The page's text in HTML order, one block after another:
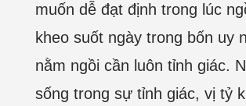
muốn dễ đạt định trong lúc
kheo suốt ngày trong bốn uy
nằm ngồi cần luôn tỉnh giác.
sống trong sự tỉnh giác, vị tỷ